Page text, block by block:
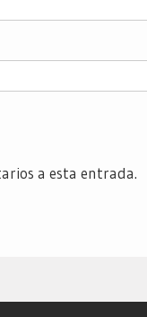
a esta entrada.